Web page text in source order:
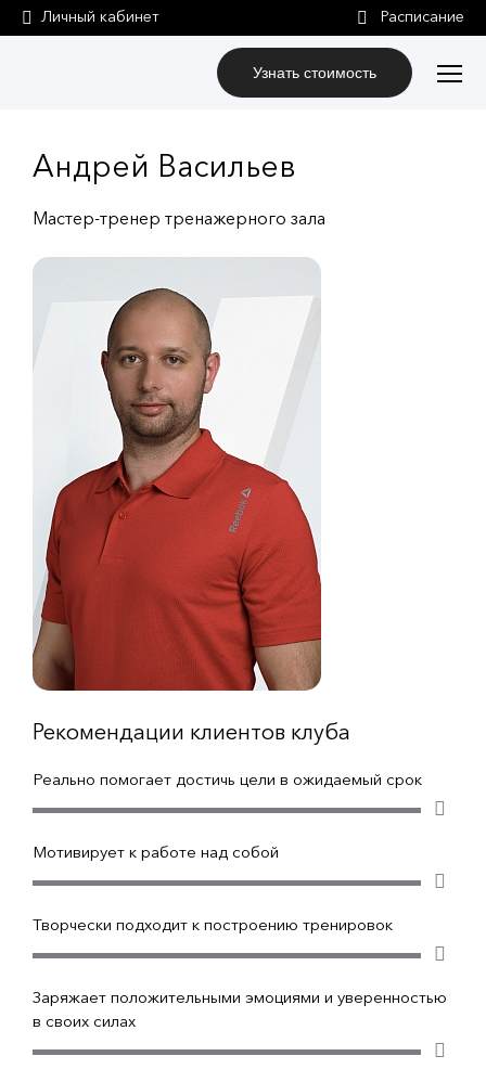
Личный кабинет
Узнать стоимость
Андрей Васильев
Мастер-тренер тренажерного зала
Рекомендации клиентов клуба
Реально помогает достичь цели в ожидаемый срок
Мотивирует к работе над собой
Творчески подходит к построению тренировок
Заряжает положительными эмоциями и уверенностью
в своих силах